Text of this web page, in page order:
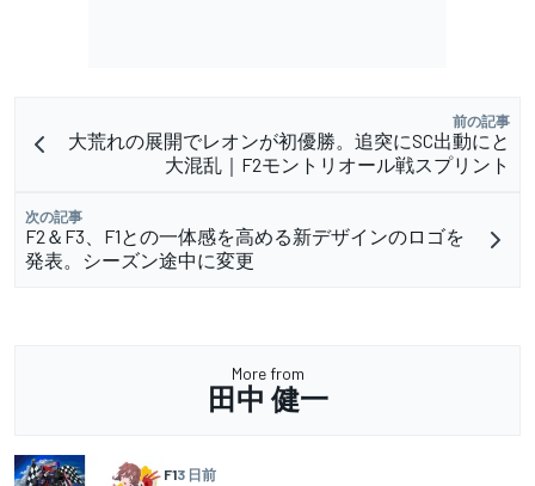
前の記事
大荒れの展開でレオンが初優勝。追突にSC出動にと
大混乱｜F2モントリオール戦スプリント
次の記事
F2＆F3、F1との一体感を高める新デザインのロゴを
発表。シーズン途中に変更
More from
田中 健一
F13 日前